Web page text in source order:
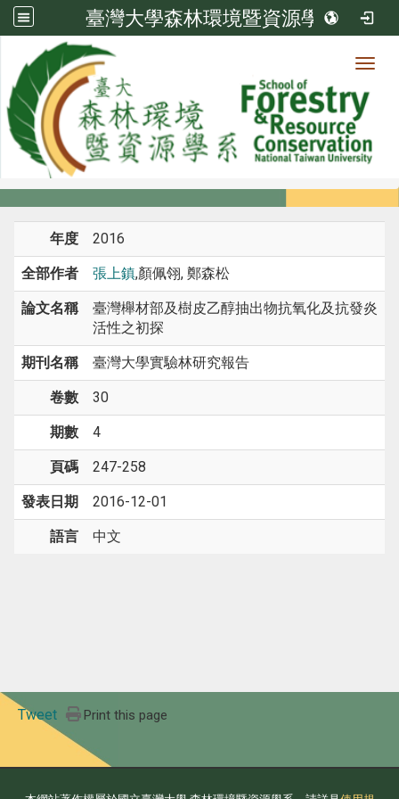
臺灣大學森林環境暨資源學系
系所成員
系所成員
年度 2016
全部作者 張上鎮,顏佩翎, 鄭森松
論文名稱
臺灣櫸材部及樹皮乙醇抽出物抗氧化及抗發炎
活性之初探
期刊名稱 臺灣大學實驗林研究報告
卷數 30
期數 4
頁碼 247-258
發表日期 2016-12-01
語言 中文
Tweet Print this page